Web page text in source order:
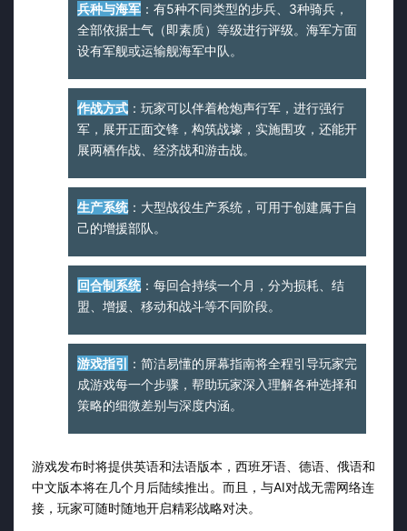
兵种与海军 ：有5种不同类型的步兵、3种骑兵，
全部依据士气（即素质）等级进行评级。海军方面
设有军舰或运输舰海军中队。
作战方式 ：玩家可以伴着枪炮声行军，进行强行
军，展开正面交锋，构筑战壕，实施围攻，还能开
展两栖作战、经济战和游击战。
生产系统：大型战役生产系统，可用于创建属于自
己的增援部队。
回合制系统：每回合持续一个月，分为损耗、结
盟、增援、移动和战斗等不同阶段。
游戏指引 ：简洁易懂的屏幕指南将全程引导玩家完
成游戏每一个步骤，帮助玩家深入理解各种选择和
策略的细微差别与深度内涵。
游戏发布时将提供英语和法语版本，西班牙语、德语、俄语和
中文版本将在几个月后陆续推出。而且，与AI对战无需网络连
接，玩家可随时随地开启精彩战略对决。